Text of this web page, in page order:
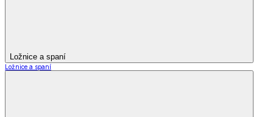
Ložnice a spaní
Ložnice a spaní